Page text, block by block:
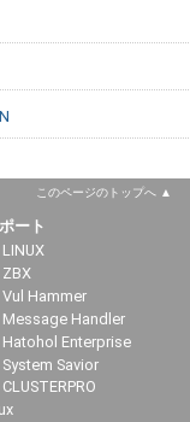
このページのトップへ
ート
ZBX
Vul Hammer
Message Handler
Hatohol Enterprise
System Savior